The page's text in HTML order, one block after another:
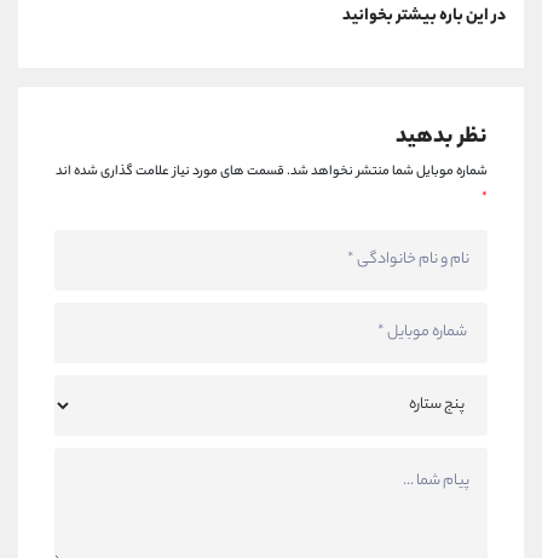
در این باره بیشتر بخوانید
نظر بدهید
شماره موبایل شما منتشر نخواهد شد.قسمت های مورد نیاز علامت گذاری شده اند
*